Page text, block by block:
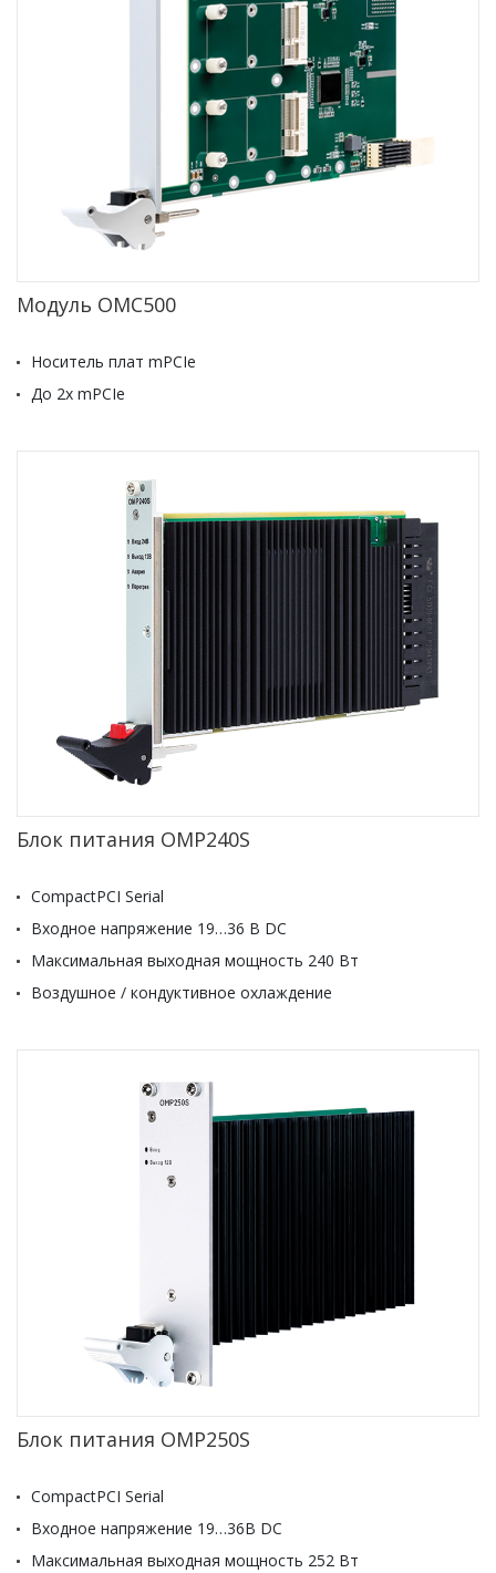
Модуль OMC500
Носитель плат mPCIe
До 2х mPCIe
Блок питания OMP240S
CompactPCI Serial
Входное напряжение 19…36 В DC
Максимальная выходная мощность 240 Вт
Воздушное / кондуктивное охлаждение
Блок питания OMP250S
CompactPCI Serial
Входное напряжение 19…36В DC
Максимальная выходная мощность 252 Вт